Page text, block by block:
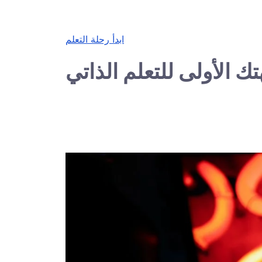
ابدأ رحلة التعلم
الأولى للتعلم الذاتي